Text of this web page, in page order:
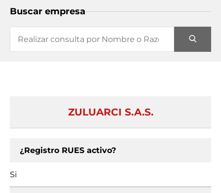
Buscar empresa
ZULUARCI S.A.S.
¿Registro RUES activo?
Si